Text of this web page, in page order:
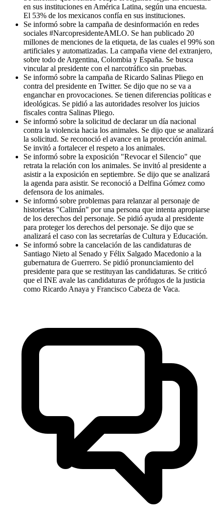
en sus instituciones en América Latina, según una encuesta.
El 53% de los mexicanos confía en sus instituciones.
Se informó sobre la campaña de desinformación en redes
sociales #NarcopresidenteAMLO. Se han publicado 20
millones de menciones de la etiqueta, de las cuales el 99% son
artificiales y automatizadas. La campaña viene del extranjero,
sobre todo de Argentina, Colombia y España. Se busca
vincular al presidente con el narcotráfico sin pruebas.
Se informó sobre la campaña de Ricardo Salinas Pliego en
contra del presidente en Twitter. Se dijo que no se va a
enganchar en provocaciones. Se tienen diferencias políticas e
ideológicas. Se pidió a las autoridades resolver los juicios
fiscales contra Salinas Pliego.
Se informó sobre la solicitud de declarar un día nacional
contra la violencia hacia los animales. Se dijo que se analizará
la solicitud. Se reconoció el avance en la protección animal.
Se invitó a fortalecer el respeto a los animales.
Se informó sobre la exposición "Revocar el Silencio" que
retrata la relación con los animales. Se invitó al presidente a
asistir a la exposición en septiembre. Se dijo que se analizará
la agenda para asistir. Se reconoció a Delfina Gómez como
defensora de los animales.
Se informó sobre problemas para relanzar al personaje de
historietas "Calimán" por una persona que intenta apropiarse
de los derechos del personaje. Se pidió ayuda al presidente
para proteger los derechos del personaje. Se dijo que se
analizará el caso con las secretarías de Cultura y Educación.
Se informó sobre la cancelación de las candidaturas de
Santiago Nieto al Senado y Félix Salgado Macedonio a la
gubernatura de Guerrero. Se pidió pronunciamiento del
presidente para que se restituyan las candidaturas. Se criticó
que el INE avale las candidaturas de prófugos de la justicia
como Ricardo Anaya y Francisco Cabeza de Vaca.